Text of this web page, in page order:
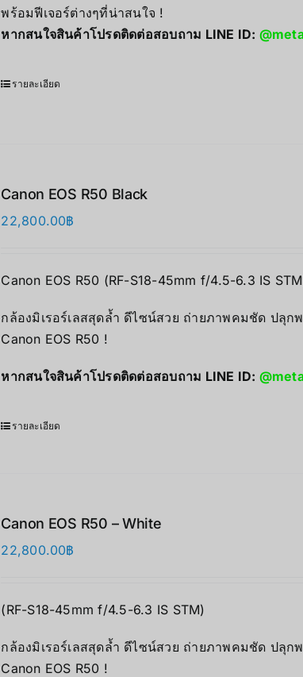
พร้อมฟีเจอร์ต่างๆที่น่าสนใจ !
หากสนใจสินค้าโปรดติดต่อสอบถาม LINE ID:
รายละเอียด
Canon EOS R50 Black
22,800.00฿
Canon EOS R50 (RF-S18-45mm f/4.5-6.3 IS
กล้องมิเรอร์เลสสุดล้ำ ดีไซน์สวย ถ่ายภาพคมชัด ปลุ
Canon EOS R50 !
หากสนใจสินค้าโปรดติดต่อสอบถาม LINE ID:
รายละเอียด
Canon EOS R50 – White
22,800.00฿
(RF-S18-45mm f/4.5-6.3 IS STM)
กล้องมิเรอร์เลสสุดล้ำ ดีไซน์สวย ถ่ายภาพคมชัด ปลุ
Canon EOS R50 !